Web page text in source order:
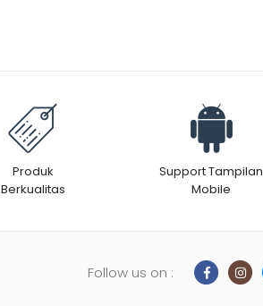
Produk
Berkualitas
Support Tampilan
Mobile
Follow us on :